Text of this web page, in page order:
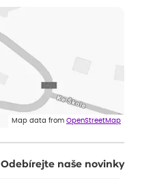
Map data from OpenStreetMap
Odebírejte naše novinky